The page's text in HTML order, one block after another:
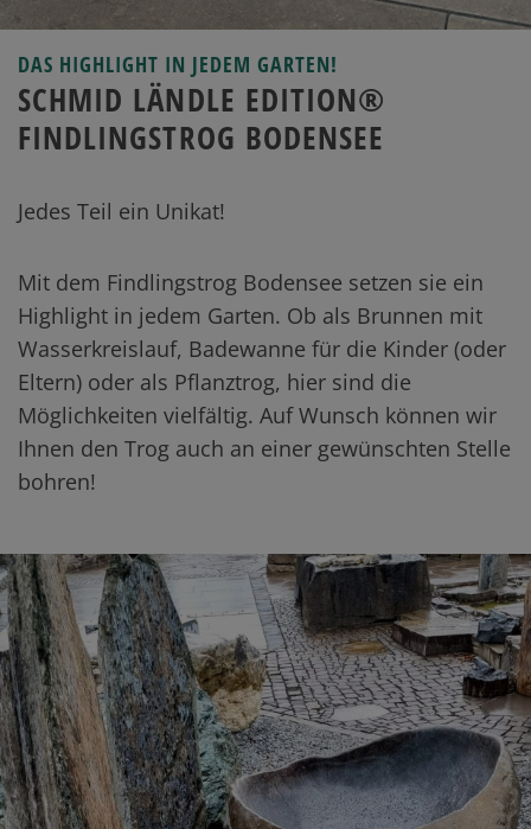
DAS HIGHLIGHT IN JEDEM GARTEN!
SCHMID LÄNDLE EDITION®
FINDLINGSTROG BODENSEE
Jedes Teil ein Unikat!
Mit dem Findlingstrog Bodensee setzen sie ein
Highlight in jedem Garten. Ob als Brunnen mit
Wasserkreislauf, Badewanne für die Kinder (oder
Eltern) oder als Pflanztrog, hier sind die
Möglichkeiten vielfältig. Auf Wunsch können wir
Ihnen den Trog auch an einer gewünschten Stelle
bohren!